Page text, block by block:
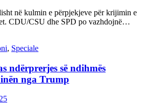
në kulmin e përpjekjeve për krijimin e
CDU/CSU dhe SPD po vazhdojnë…
, Speciale
ndërprerjes së ndihmës
nga Trump